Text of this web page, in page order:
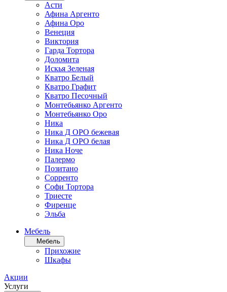
Асти
Афина Аргенто
Афина Оро
Венеция
Виктория
Гарда Тортора
Доломита
Искья Зеленая
Кватро Белый
Кватро Графит
Кватро Песочный
Монтебьянко Аргенто
Монтебьянко Оро
Ника
Ника Д ОРО бежевая
Ника Д ОРО белая
Ника Ноче
Палермо
Позитано
Сорренто
Софи Тортора
Триесте
Фиренце
Эльба
Мебель
Мебель
Прихожие
Шкафы
Акции
Услуги